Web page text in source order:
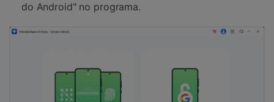
do Android" no programa.